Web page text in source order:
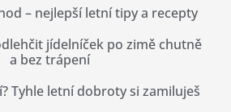
– nejlepší letní tipy a recepty
jídelníček po zimě chutně
a bez trápení
Tyhle letní dobroty si zamiluješ